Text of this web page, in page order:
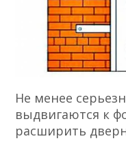
Не менее
выдвигаются к
расширить